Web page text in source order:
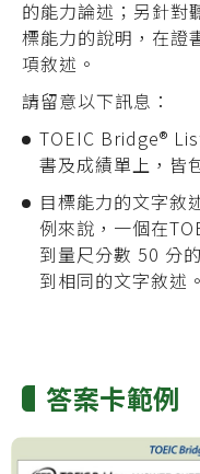
的能力論述；另針對
標能力的說明，在證
項敘述。
請留意以下訊息：
TOEIC Bridge®
書及成績單上，皆
目標能力的文字敘
例來說，一個在
到量尺分數 50 分
到相同的文字敘述
答案卡範例